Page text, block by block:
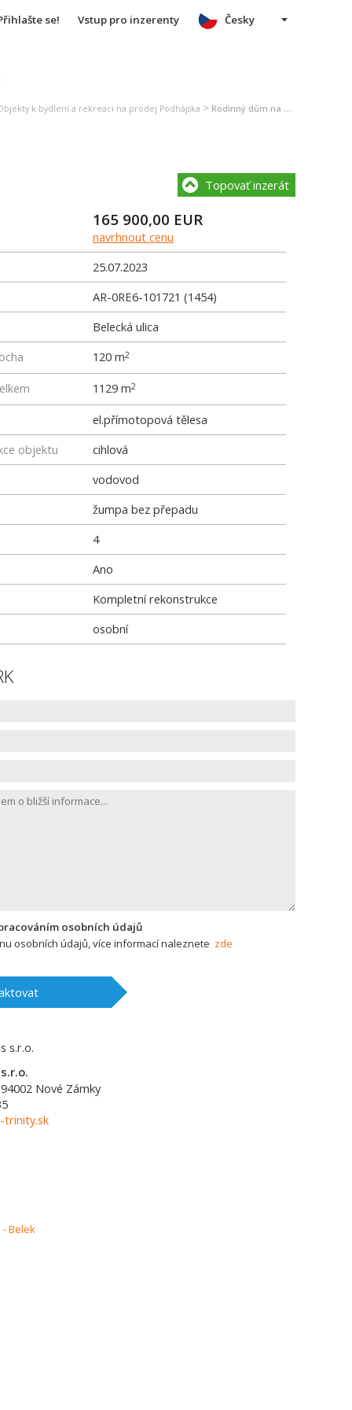
se! Vstup pro inzerenty Česky
k bydlení a rekreaci na prodej Podhájska > Rodinný dům na prodej Podhájska
Topovať inzerát
165 900,00 EUR
navrhnout cenu
25.07.2023
AR-0RE6-101721 (1454)
Belecká ulica
120 m2
1129 m2
el.přímotopová tělesa
objektu
cihlová
vodovod
žumpa bez přepadu
4
Ano
Kompletní rekonstrukce
osobní
osobních údajů
osobních údajů, více informací naleznete zde
94002 Nové Zámky
trinity.sk